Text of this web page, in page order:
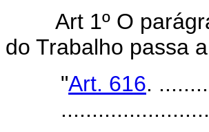
Art 1º O
do Trabalho passa
"Art. 616.